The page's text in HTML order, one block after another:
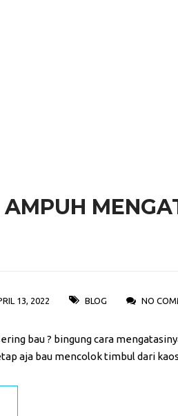
13, 2022 BLOG NO
bau ? bingung cara
aja bau mencolok timbul dari